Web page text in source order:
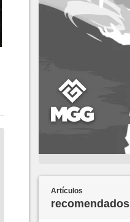
Artículos
recomendados